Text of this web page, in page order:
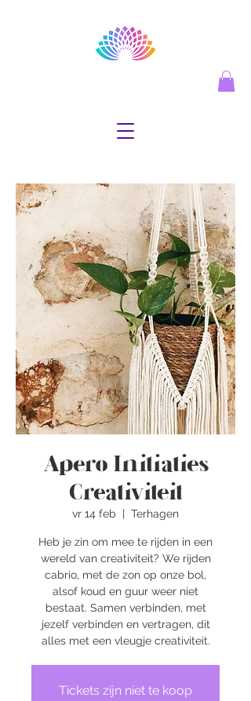
Apero Initiaties
Creativiteit
vr 14 feb
  |
Terhagen
Heb je zin om mee te rijden in een
wereld van creativiteit? We rijden
cabrio, met de zon op onze bol,
alsof koud en guur weer niet
bestaat. Samen verbinden, met
jezelf verbinden en vertragen, dit
alles met een vleugje creativiteit.
Tickets zijn niet te koop